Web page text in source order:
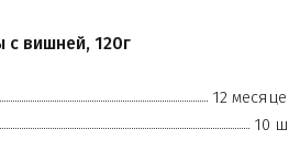
вишней, 120г
12
10